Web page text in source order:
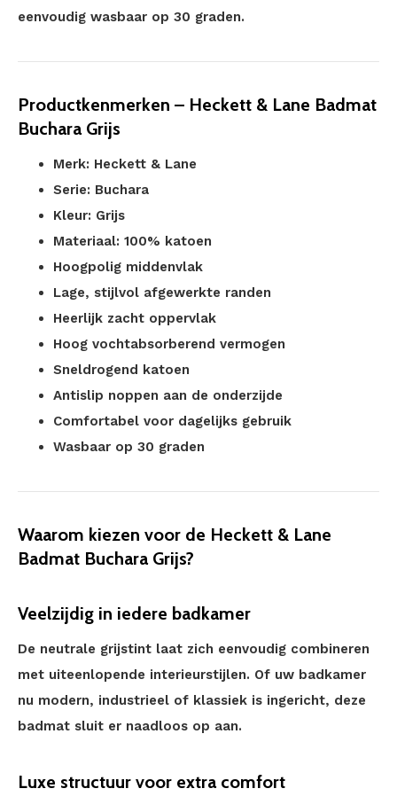
eenvoudig wasbaar op 30 graden.
Productkenmerken – Heckett & Lane Badmat
Buchara Grijs
Merk: Heckett & Lane
Serie: Buchara
Kleur: Grijs
Materiaal: 100% katoen
Hoogpolig middenvlak
Lage, stijlvol afgewerkte randen
Heerlijk zacht oppervlak
Hoog vochtabsorberend vermogen
Sneldrogend katoen
Antislip noppen aan de onderzijde
Comfortabel voor dagelijks gebruik
Wasbaar op 30 graden
Waarom kiezen voor de Heckett & Lane
Badmat Buchara Grijs?
Veelzijdig in iedere badkamer
De neutrale grijstint laat zich eenvoudig combineren
met uiteenlopende interieurstijlen. Of uw badkamer
nu modern, industrieel of klassiek is ingericht, deze
badmat sluit er naadloos op aan.
Luxe structuur voor extra comfort